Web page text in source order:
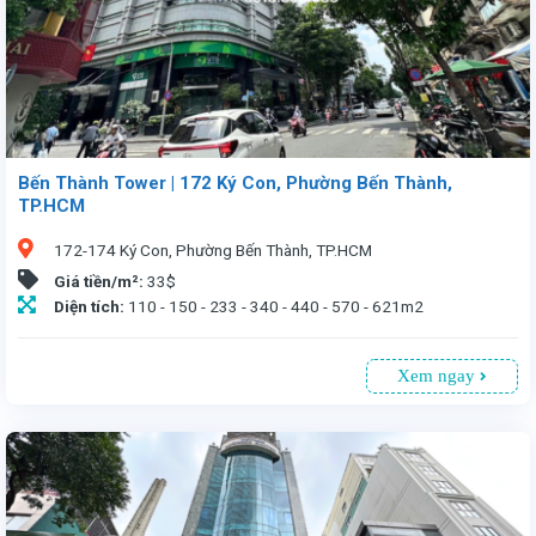
Bến Thành Tower | 172 Ký Con, Phường Bến Thành,
TP.HCM
172-174 Ký Con, Phường Bến Thành, TP.HCM
Giá tiền/m²: 33$
Diện tích: 110 - 150 - 233 - 340 - 440 - 570 - 621m2
Xem ngay